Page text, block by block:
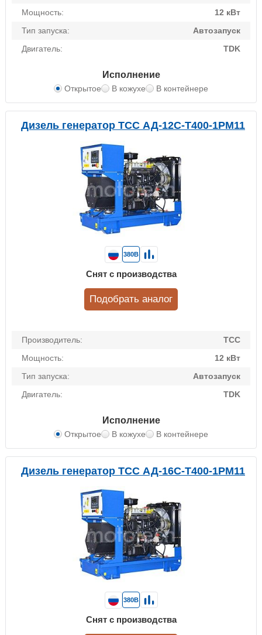
Мощность:
12 кВт
Тип запуска:
Автозапуск
Двигатель:
TDK
Исполнение
Открытое В кожухе В контейнере
Дизель генератор ТСС АД-12С-Т400-1РМ11
Производитель:
ТСС
Мощность:
12 кВт
Тип запуска:
Автозапуск
Двигатель:
TDK
Исполнение
Открытое В кожухе В контейнере
380В
Снят с производства
Подобрать аналог
Дизель генератор ТСС АД-16С-Т400-1РМ11
380В
Снят с производства